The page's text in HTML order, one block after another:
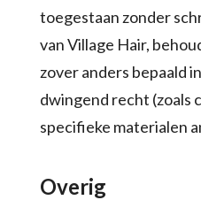
toegestaan zonder
van Village Hair,
zover anders bepaald
dwingend recht (zoals
specifieke materialen
Overig